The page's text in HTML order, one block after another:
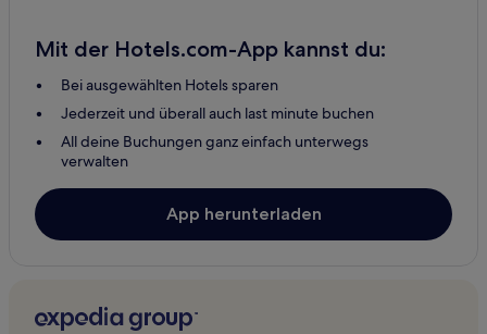
Mit der Hotels.com-App kannst du:
Bei ausgewählten Hotels sparen
Jederzeit und überall auch last minute buchen
All deine Buchungen ganz einfach unterwegs
verwalten
App herunterladen